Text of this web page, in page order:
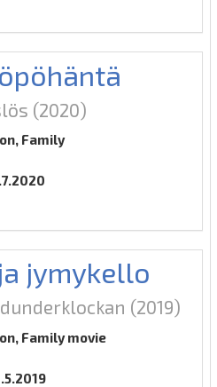
(2020)
Family
jymykello
(2019)
Family movie